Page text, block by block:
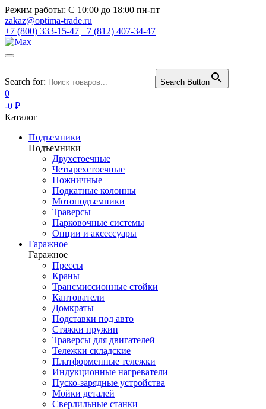
Режим работы: С 10:00 до 18:00 пн-пт
zakaz@optima-trade.ru
+7 (800) 333-15-47 +7 (812) 407-34-47
Search for: Search Button
0
-0 ₽
Каталог
Подъемники
Подъемники
Двухстоечные
Четырехстоечные
Ножничные
Подкатные колонны
Мотоподъемники
Траверсы
Парковочные системы
Опции и аксессуары
Гаражное
Гаражное
Прессы
Краны
Трансмиссионные стойки
Кантователи
Домкраты
Подставки под авто
Стяжки пружин
Траверсы для двигателей
Тележки складские
Платформенные тележки
Индукционные нагреватели
Пуско-зарядные устройства
Мойки деталей
Сверлильные станки